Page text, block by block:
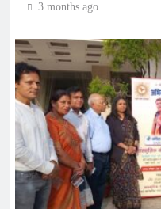
3 months ago